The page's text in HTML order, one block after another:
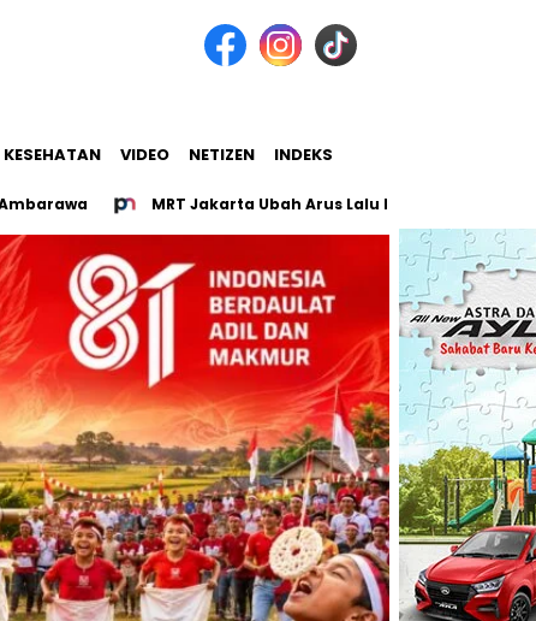
KESEHATAN VIDEO NETIZEN INDEKS
MRT Jakarta Ubah Arus Lalu Lintas Glodok dan Kota Tua